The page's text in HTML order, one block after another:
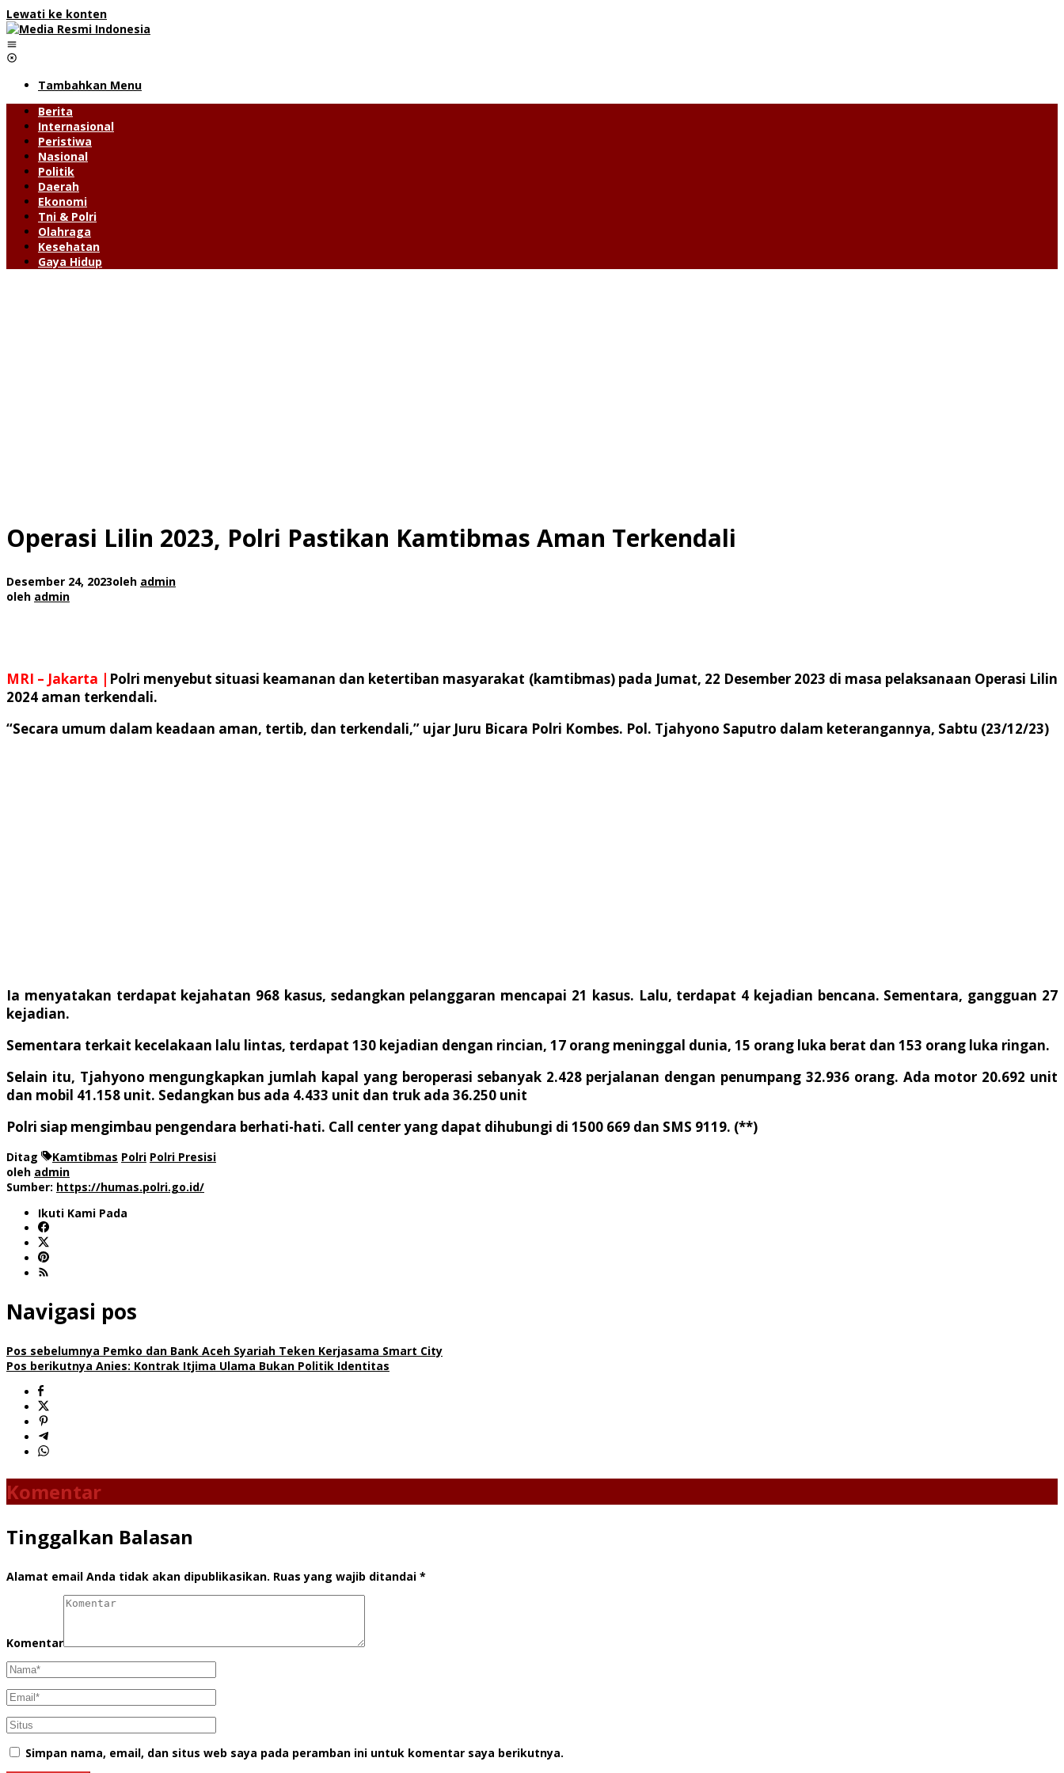
Lewati ke konten
Tambahkan Menu
Berita
Internasional
Peristiwa
Nasional
Politik
Daerah
Ekonomi
Tni & Polri
Olahraga
Kesehatan
Gaya Hidup
Operasi Lilin 2023, Polri Pastikan Kamtibmas Aman Terkendali
Desember 24, 2023oleh admin
oleh admin
MRI – Jakarta | Polri menyebut situasi keamanan dan ketertiban masyarakat (kamtibmas) pada Jumat, 22 Desember 2023 di masa pelaksanaan Operasi Lilin
2024 aman terkendali.
“Secara umum dalam keadaan aman, tertib, dan terkendali,” ujar Juru Bicara Polri Kombes. Pol. Tjahyono Saputro dalam keterangannya, Sabtu (23/12/23)
Ia menyatakan terdapat kejahatan 968 kasus, sedangkan pelanggaran mencapai 21 kasus. Lalu, terdapat 4 kejadian bencana. Sementara, gangguan 27
kejadian.
Sementara terkait kecelakaan lalu lintas, terdapat 130 kejadian dengan rincian, 17 orang meninggal dunia, 15 orang luka berat dan 153 orang luka ringan.
Selain itu, Tjahyono mengungkapkan jumlah kapal yang beroperasi sebanyak 2.428 perjalanan dengan penumpang 32.936 orang. Ada motor 20.692 unit
dan mobil 41.158 unit. Sedangkan bus ada 4.433 unit dan truk ada 36.250 unit
Polri siap mengimbau pengendara berhati-hati. Call center yang dapat dihubungi di 1500 669 dan SMS 9119. (**)
Ditag Kamtibmas Polri Polri Presisi
oleh admin
Sumber: https://humas.polri.go.id/
Ikuti Kami Pada
Navigasi pos
Pos sebelumnya Pemko dan Bank Aceh Syariah Teken Kerjasama Smart City
Pos berikutnya Anies: Kontrak Itjima Ulama Bukan Politik Identitas
Komentar
Tinggalkan Balasan
Alamat email Anda tidak akan dipublikasikan. Ruas yang wajib ditandai *
Komentar
Simpan nama, email, dan situs web saya pada peramban ini untuk komentar saya berikutnya.